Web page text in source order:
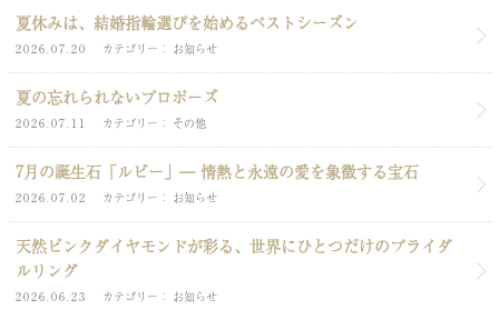
夏休みは、結婚指輪選びを始めるベストシーズン
2026.07.20 カテゴリー お知らせ
夏の忘れられないプロポーズ
2026.07.11 カテゴリー その他
7月の誕生石「ルビー」― 情熱と永遠の愛を象徴する宝石
2026.07.02 カテゴリー お知らせ
天然ピンクダイヤモンドが彩る、世界にひとつだけのブライダ
ルリング
2026.06.23 カテゴリー お知らせ